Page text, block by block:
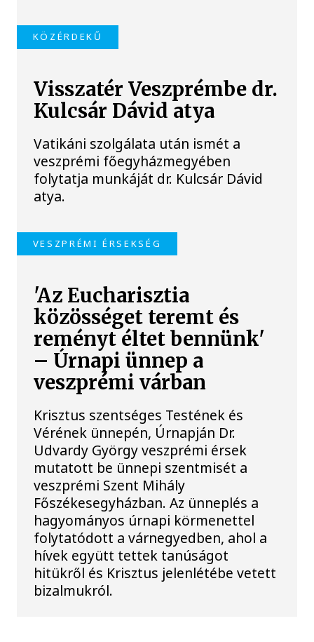
KÖZÉRDEKŰ
Visszatér Veszprémbe dr.
Kulcsár Dávid atya
Vatikáni szolgálata után ismét a
veszprémi főegyházmegyében
folytatja munkáját dr. Kulcsár Dávid
atya.
VESZPRÉMI ÉRSEKSÉG
'Az Eucharisztia
közösséget teremt és
reményt éltet bennünk'
– Úrnapi ünnep a
veszprémi várban
Krisztus szentséges Testének és
Vérének ünnepén, Úrnapján Dr.
Udvardy György veszprémi érsek
mutatott be ünnepi szentmisét a
veszprémi Szent Mihály
Főszékesegyházban. Az ünneplés a
hagyományos úrnapi körmenettel
folytatódott a várnegyedben, ahol a
hívek együtt tettek tanúságot
hitükről és Krisztus jelenlétébe vetett
bizalmukról.